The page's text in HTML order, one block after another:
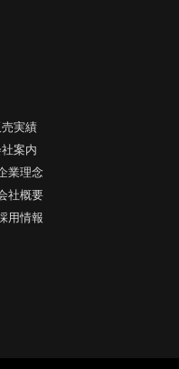
実績
案内
業理念
社概要
用情報